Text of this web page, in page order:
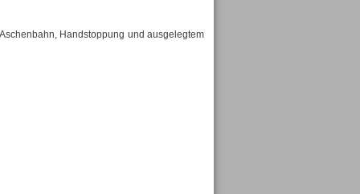
Handstoppung und ausgelegtem